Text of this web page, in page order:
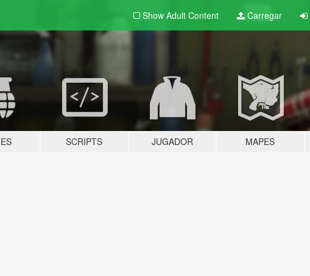
Show Adult Content Carregar
SCRIPTS JUGADOR MAPES